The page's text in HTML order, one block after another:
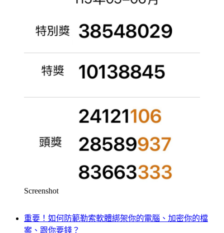
Screenshot
重要！如何防範勒索軟體綁架你的電腦、加密你的檔
案、跟你要錢？